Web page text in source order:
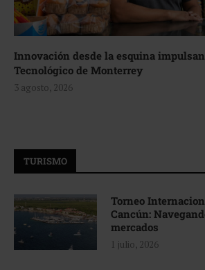
Innovación desde la esquina
Tecnológico de Monterrey
3 agosto, 2026
TURISMO
Torneo
Cancún:
mercados
1 julio, 2026